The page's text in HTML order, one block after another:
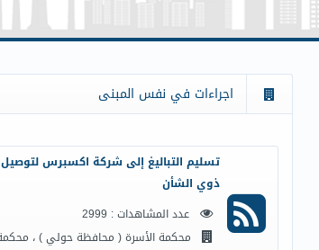
اجراءات في نفس المبنى
تسليم التباليغ إلى شركة اكسبرس لتوصيل
ذوي الشأن
عدد المشاهدات : 2999
محكمة الأسرة ( محافظة حولي ) ، محكمة